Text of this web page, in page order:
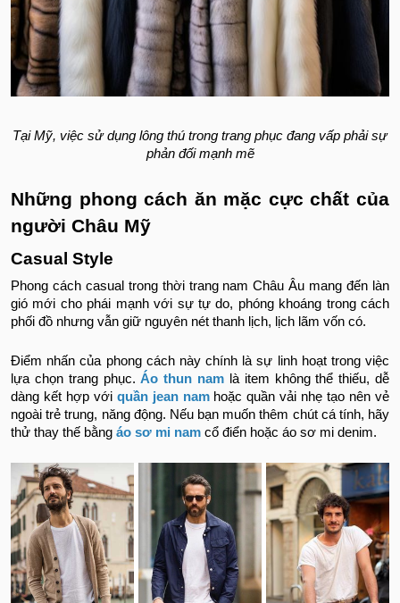
Tại Mỹ, việc sử dụng lông thú trong trang phục đang vấp phải sự
phản đối mạnh mẽ
Những phong cách ăn mặc cực chất của
người Châu Mỹ
Casual Style
Phong cách casual trong thời trang nam Châu Âu mang đến làn
gió mới cho phái mạnh với sự tự do, phóng khoáng trong cách
phối đồ nhưng vẫn giữ nguyên nét thanh lịch, lịch lãm vốn có.
Điểm nhấn của phong cách này chính là sự linh hoạt trong việc
lựa chọn trang phục. Áo thun nam là item không thể thiếu, dễ
dàng kết hợp với quần jean namhoặc quần vải nhẹ tạo nên vẻ
ngoài trẻ trung, năng động. Nếu bạn muốn thêm chút cá tính, hãy
thử thay thế bằng áo sơ mi nam cổ điển hoặc áo sơ mi denim.